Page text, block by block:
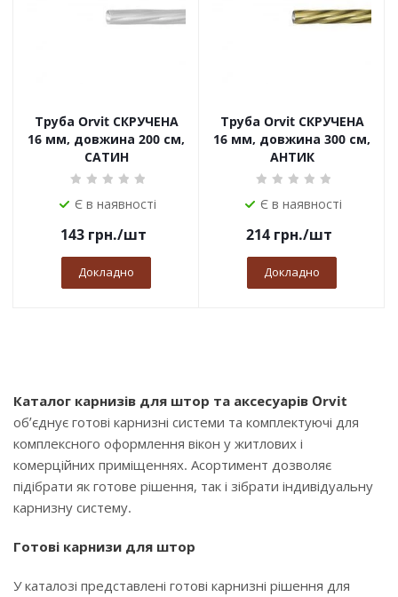
Труба Orvit СКРУЧЕНА
16 мм, довжина 200 см,
САТИН
Є в наявності
143грн./шт
Докладно
Труба Orvit СКРУЧЕНА
16 мм, довжина 300 см,
АНТИК
Є в наявності
214грн./шт
Докладно
Каталог карнизів для штор та аксесуарів Orvit
об’єднує готові карнизні системи та комплектуючі для
комплексного оформлення вікон у житлових і
комерційних приміщеннях. Асортимент дозволяє
підібрати як готове рішення, так і зібрати індивідуальну
карнизну систему.
Готові карнизи для штор
У каталозі представлені готові карнизні рішення для